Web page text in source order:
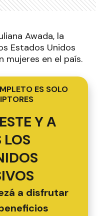
Awada, la
Estados Unidos
mujeres en el país.
ES SOLO
Y A
LOS
a disfrutar